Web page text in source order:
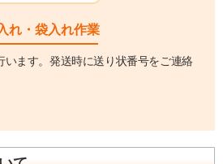
れ・袋入れ作業
います。発送時に送り状番号をご連絡